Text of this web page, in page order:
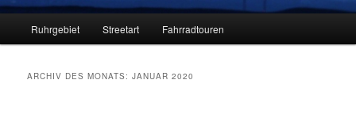
Ruhrgebiet Streetart Fahrradtouren
ARCHIV DES MONATS:JANUAR 2020